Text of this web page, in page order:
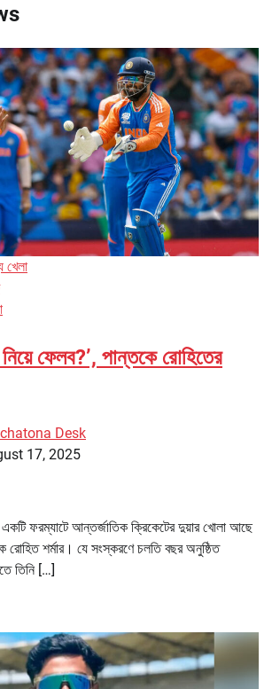
খেলা
ফেলব?’, পান্তকে রোহিতের
Desk
17, 2025
ফরম্যাটে আন্তর্জাতিক ক্রিকেটের দুয়ার খোলা আছে
রোহিত শর্মার। যে সংস্করণে চলতি বছর অনুষ্ঠিত
তিনি […]